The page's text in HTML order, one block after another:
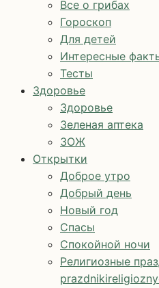
Все о грибах
Гороскоп
Для детей
Интересные
Тесты
Здоровье
Здоровье
Зеленая аптека
ЗОЖ
Открытки
Доброе утро
Добрый день
Новый год
Спасы
Спокойной ночи
Религиозные
prazdniki